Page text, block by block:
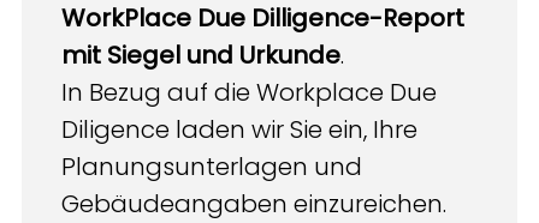
WorkPlace Due Dilligence-Report
mit Siegel und Urkunde.
In Bezug auf die Workplace Due
Diligence laden wir Sie ein, Ihre
Planungsunterlagen und
Gebäudeangaben einzureichen.